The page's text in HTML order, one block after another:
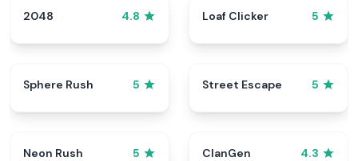
2048 4.8 Loaf Clicker 5
Sphere Rush 5 Street Escape 5
Neon Rush 5 ClanGen 4.3